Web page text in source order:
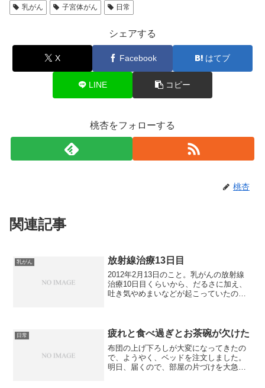
乳がん
子宮体がん 日常
シェアする
X Facebook はてブ
LINE コピー
桃杏をフォローする
桃杏
関連記事
乳がん 放射線治療13日目
2012年2月13日のこと。乳がんの放射線
治療10日目くらいから、だるさに加え、
吐き気やめまいなどが起こっていたので
37.6度で微妙(...
日常 疲れと食べ過ぎとお茶碗が欠けた
布団の上げ下ろしが大変になってきたの
で、ようやく、ベッドを注文しました。
明日、届くので、部屋の片づけを大急ぎ